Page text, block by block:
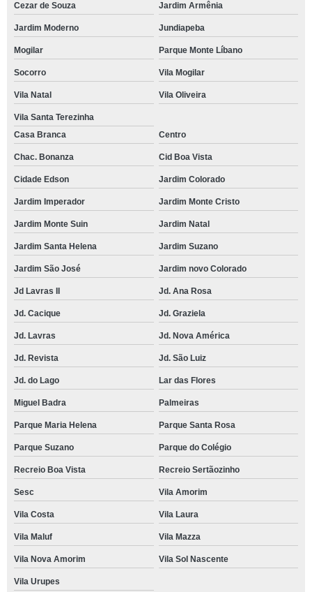
Cezar de Souza Jardim Armênia
Jardim Moderno Jundiapeba
Mogilar Parque Monte Líbano
Socorro Vila Mogilar
Vila Natal Vila Oliveira
Vila Santa Terezinha
Casa Branca
Centro
Chac. Bonanza Cid Boa Vista
Cidade Edson Jardim Colorado
Jardim Imperador Jardim Monte Cristo
Jardim Monte Suin Jardim Natal
Jardim Santa Helena Jardim Suzano
Jardim São José Jardim novo Colorado
Jd Lavras II Jd. Ana Rosa
Jd. Cacique Jd. Graziela
Jd. Lavras Jd. Nova América
Jd. Revista Jd. São Luiz
Jd. do Lago Lar das Flores
Miguel Badra Palmeiras
Parque Maria Helena Parque Santa Rosa
Parque Suzano Parque do Colégio
Recreio Boa Vista Recreio Sertãozinho
Sesc Vila Amorim
Vila Costa Vila Laura
Vila Maluf Vila Mazza
Vila Nova Amorim Vila Sol Nascente
Vila Urupes